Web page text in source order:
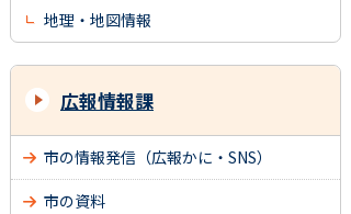
地理・地図情報
広報情報課
市の情報発信（広報かに・SNS）
市の資料